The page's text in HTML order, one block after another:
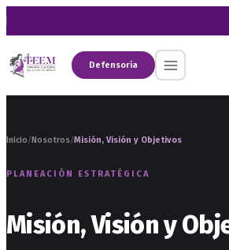
Defensoría
Inicio/Nosotros/Misión, Visión y Objetivos
PLANEACIÓN ESTRATÉGICA
Misión, Visión y